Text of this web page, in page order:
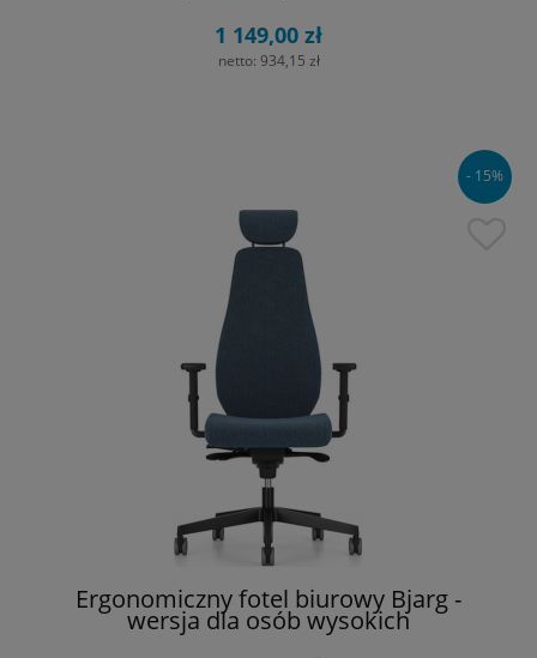
1 149,00 zł
netto: 934,15 zł
Ergonomiczny fotel biurowy Bjarg -
wersja dla osób wysokich
- 15%